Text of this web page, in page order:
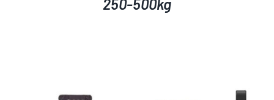
250-500kg